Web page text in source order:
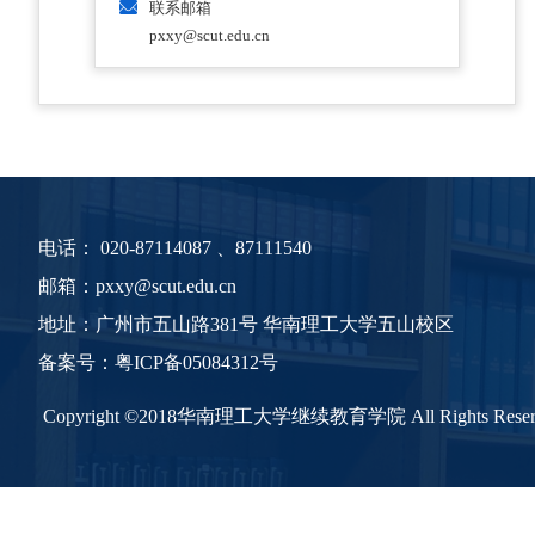
联系邮箱
pxxy@scut.edu.cn
电话： 020-87114087 、87111540
邮箱：pxxy@scut.edu.cn
地址：广州市五山路381号 华南理工大学五山校区
备案号： 粤ICP备05084312号
Copyright ©2018华南理工大学继续教育学院 All Rights